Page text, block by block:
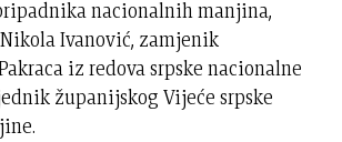
nacionalnih manjina,
Ivanović, zamjenik
iz redova srpske nacionalne
županijskog Vijeće srpske